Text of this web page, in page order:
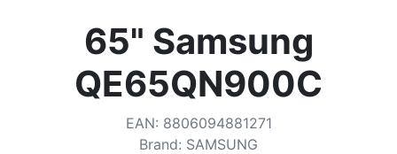
Pays de livraison65" Samsung
QE65QN900C
EAN: 8806094881271
Brand: SAMSUNG